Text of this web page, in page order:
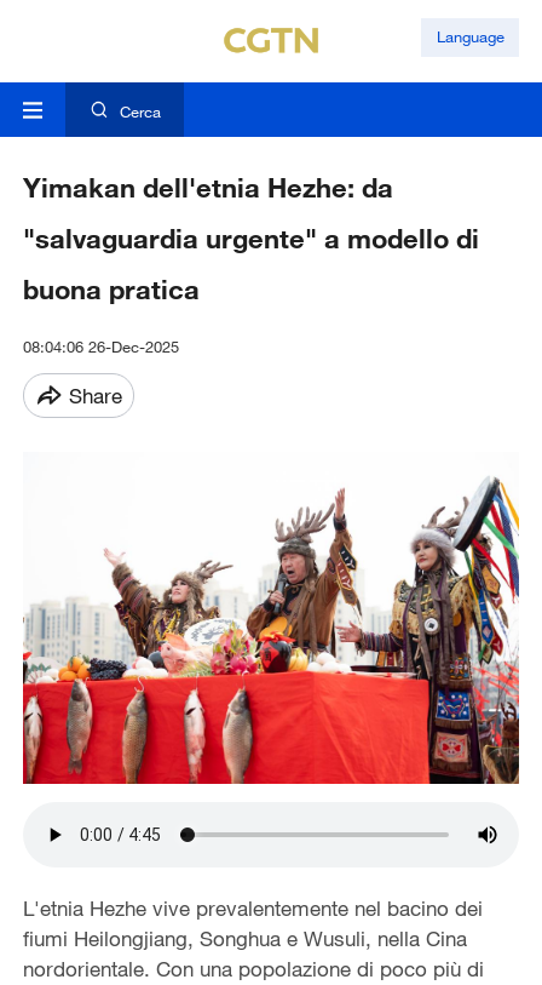
Language
Cerca
Yimakan dell'etnia Hezhe: da
"salvaguardia urgente" a modello di
buona pratica
08:04:06 26-Dec-2025
Share
L'etnia Hezhe vive prevalentemente nel bacino dei
fiumi Heilongjiang, Songhua e Wusuli, nella Cina
nordorientale. Con una popolazione di poco più di